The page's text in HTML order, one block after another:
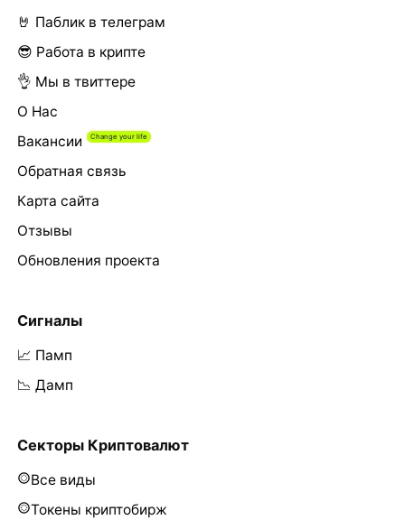
🤘 Паблик в телеграм
😎 Работа в крипте
👌 Мы в твиттере
О Нас
Вакансии
Обратная связь
Карта сайта
Отзывы
Обновления проекта
Сигналы
📈 Памп
📉 Дамп
Секторы Криптовалют
Все виды
Токены криптобирж